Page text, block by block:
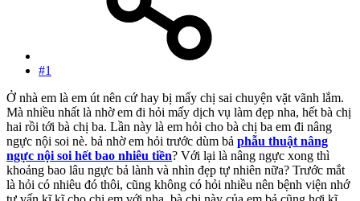
#1
Ở nhà em là em út nên cứ hay bị mấy chị sai chuyện vặt vãnh lắm.
Mà nhiều nhất là nhờ em đi hỏi mấy dịch vụ làm đẹp nha, hết bà chị
hai rồi tới bà chị ba. Lần này là em hỏi cho bà chị ba em đi nâng
ngực nội soi nè. bả nhờ em hỏi trước dùm bả phẫu thuật nâng
ngực nội soi hết bao nhiêu tiền? Với lại là nâng ngực xong thì
khoảng bao lâu ngực bả lành và nhìn đẹp tự nhiên nữa? Trước mắt
là hỏi có nhiêu đó thôi, cũng không có hỏi nhiều nên bệnh viện nhớ